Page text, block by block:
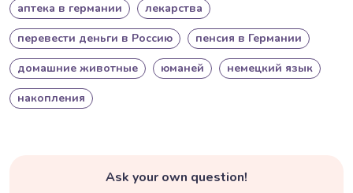
аптека в германии
лекарства
перевести деньги в Россию
пенсия в Германии
домашние животные
юманей
немецкий язык
накопления
Ask your own question!